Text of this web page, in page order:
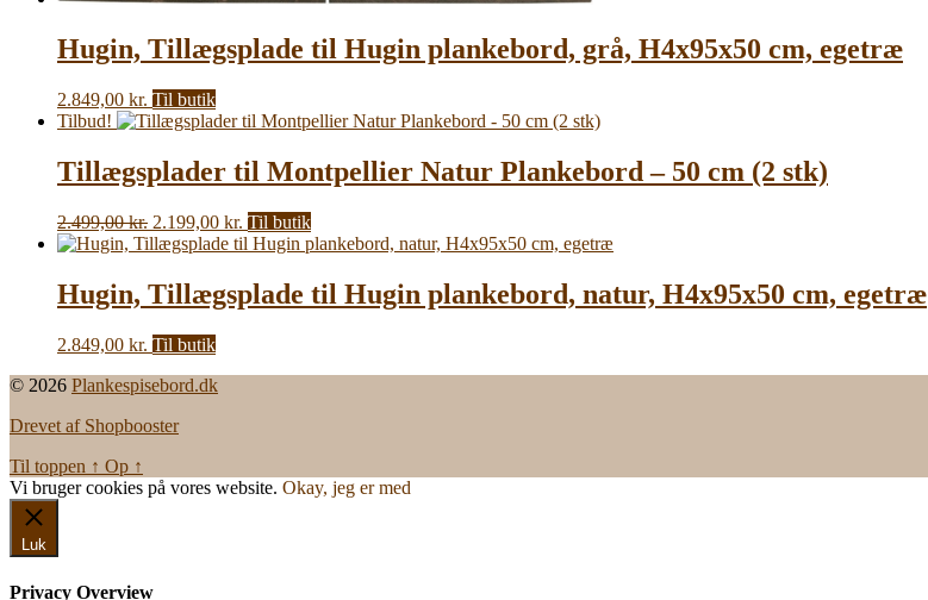
Hugin, Tillægsplade til Hugin plankebord, grå, H4x95x50 cm, egetræ
2.849,00 kr. Til butik
Tilbud!
Tillægsplader til Montpellier Natur Plankebord – 50 cm (2 stk)
2.499,00kr. Den
oprindelige
var:
2.499,00 kr..
2.199,00 kr. Den
aktuelle
er:
2.199,00 kr..
Til butik
Hugin, Tillægsplade til Hugin plankebord, natur, H4x95x50 cm, egetræ
2.849,00 kr. Til butik
© 2026 Plankespisebord.dk
Drevet af Shopbooster
Til toppen ↑ Op ↑
Vi bruger cookies på vores website. Okay, jeg er med
Luk
Privacy Overview